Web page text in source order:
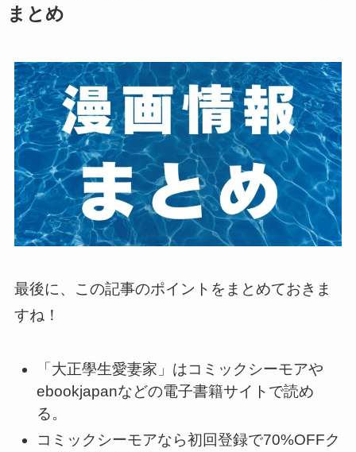
まとめ
最後に、この記事のポイントをまとめておきま
すね！
「大正學生愛妻家」はコミックシーモアや
ebookjapanなどの電子書籍サイトで読め
る。
コミックシーモアなら初回登録で70%OFFク